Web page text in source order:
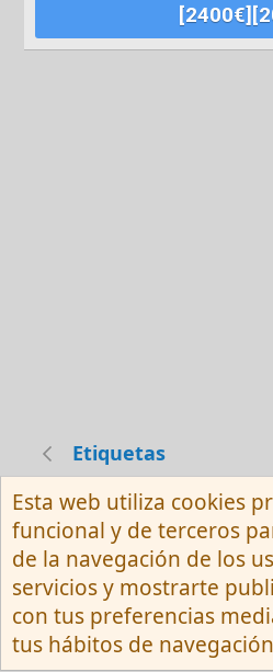
Etiquetas
Español (Neutro) Tu
Contactarnos
Términos
Privacy policy
Ayuda
R
S
S
Community platform by
2026 XenForo Ltd.
Esta web utiliza cookies
funcional y de terceros
de la navegación de los
servicios y mostrarte
con tus preferencias
tus hábitos de